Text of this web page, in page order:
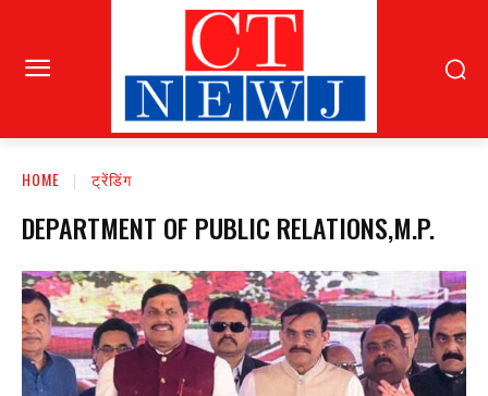
HOME ट्रेंडिंग
DEPARTMENT OF PUBLIC RELATIONS,M.P.